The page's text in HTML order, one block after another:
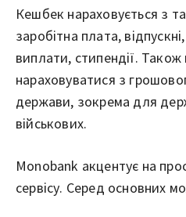
Кешбек нараховується з
заробітна плата, відпускні,
виплати, стипендії. Також
нараховуватися з
держави, зокрема для
військових.
Monobank акцентує на
сервісу. Серед основних